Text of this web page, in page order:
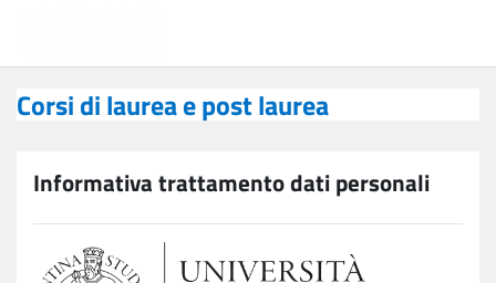
Corsi di laurea e post laurea
Informativa trattamento dati personali